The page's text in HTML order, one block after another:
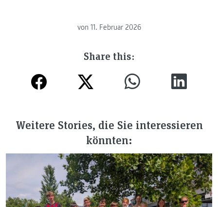
von 11. Februar 2026
Share this:
Weitere Stories, die Sie interessieren
könnten: